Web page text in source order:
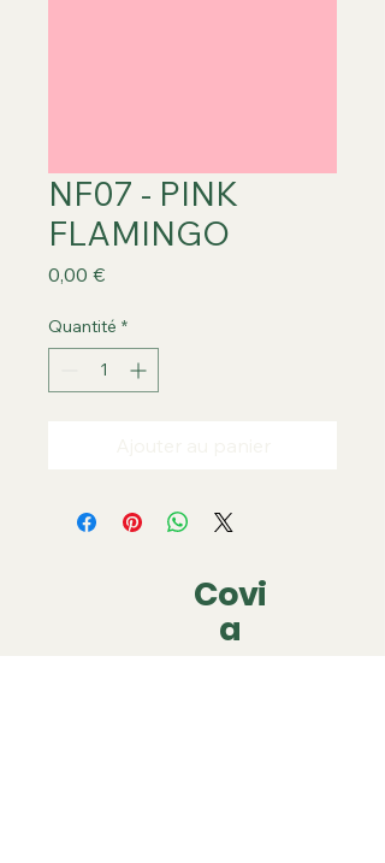
NF07 - PINK
FLAMINGO
0,00 €Prix
Quantité *
Covi
a